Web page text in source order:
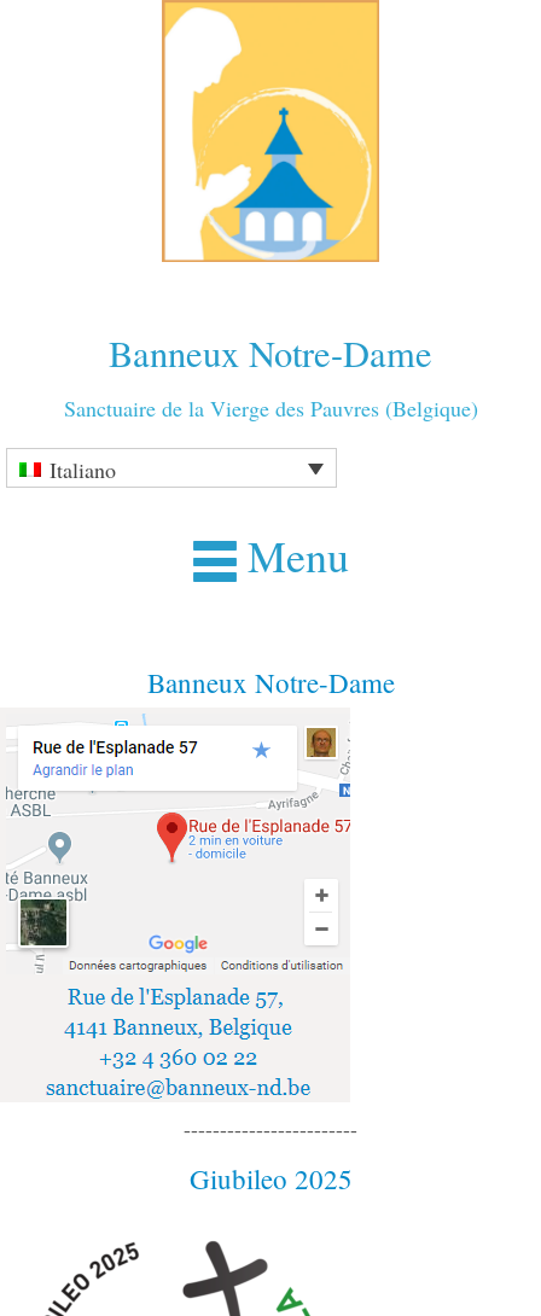
Banneux Notre-Dame
Sanctuaire de la Vierge des Pauvres (Belgique)
Italiano
Menu
Banneux Notre-Dame
------------------------
Giubileo 2025